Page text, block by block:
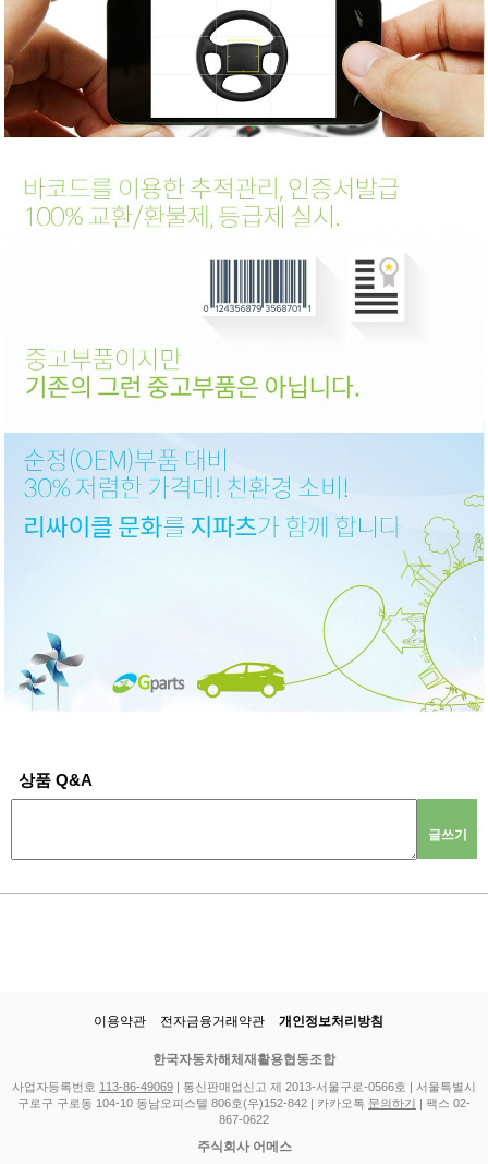
상품 Q&A
글쓰기
이용약관 전자금융거래약관 개인정보처리방침
한국자동차해체재활용협동조합
사업자등록번호 113-86-49069 | 통신판매업신고 제 2013-서울구로-0566호 | 서울특별시
구로구 구로동 104-10 동남오피스텔 806호(우)152-842 | 카카오톡 문의하기 | 팩스 02-
867-0622
주식회사 어메스